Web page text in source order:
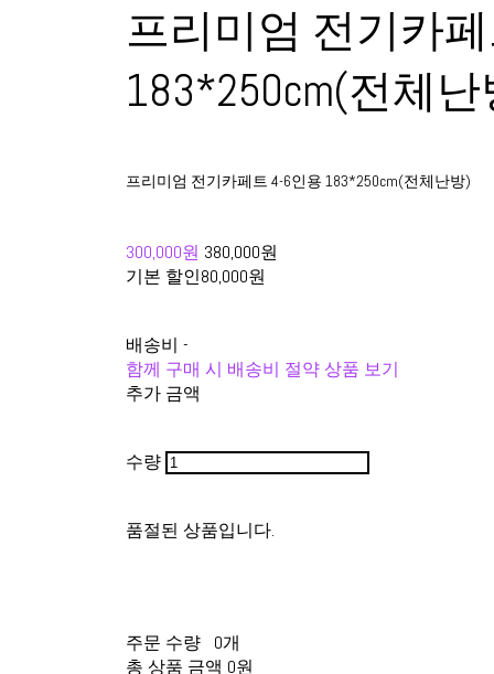
프리미엄 전기카
183*250cm(전체난
프리미엄 전기카페트 4-6인용 183*250cm(전체난방)
300,000원 380,000원
기본 할인80,000원
배송비-
함께 구매 시 배송비 절약 상품 보기
추가 금액
수량
품절된 상품입니다.
주문 수량
0개
총 상품 금액 0원